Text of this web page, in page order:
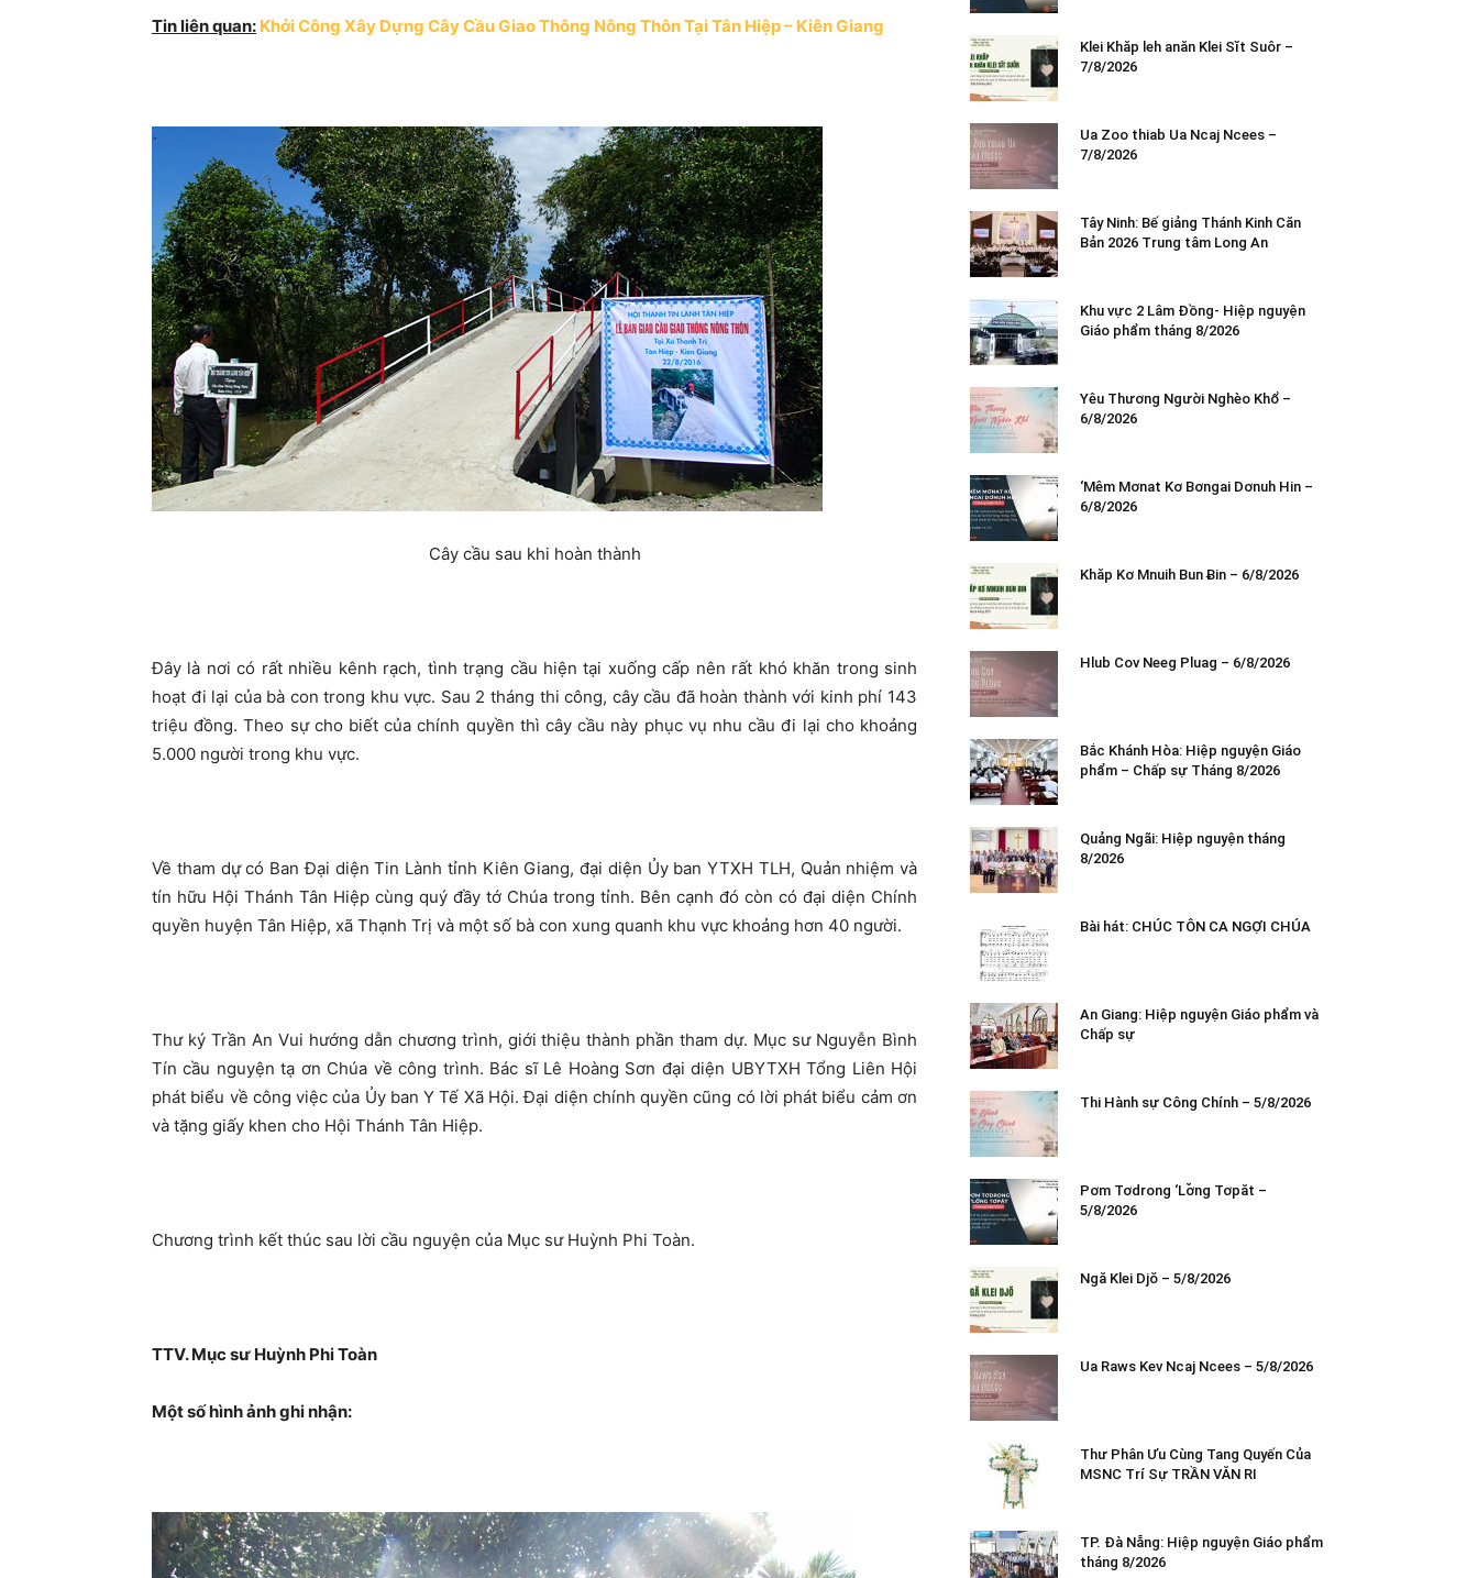
Tin liên quan: Khởi Công Xây Dựng Cây Cầu Giao Thông Nông Thôn Tại Tân Hiệp – Kiên Giang
Cây cầu sau khi hoàn thành
Đây là nơi có rất nhiều kênh rạch, tình trạng cầu hiện tại xuống cấp nên rất khó khăn trong sinh
hoạt đi lại của bà con trong khu vực. Sau 2 tháng thi công, cây cầu đã hoàn thành với kinh phí 143
triệu đồng. Theo sự cho biết của chính quyền thì cây cầu này phục vụ nhu cầu đi lại cho khoảng
5.000 người trong khu vực.
Về tham dự có Ban Đại diện Tin Lành tỉnh Kiên Giang, đại diện Ủy ban YTXH TLH, Quản nhiệm và
tín hữu Hội Thánh Tân Hiệp cùng quý đầy tớ Chúa trong tỉnh. Bên cạnh đó còn có đại diện Chính
quyền huyện Tân Hiệp, xã Thạnh Trị và một số bà con xung quanh khu vực khoảng hơn 40 người.
Thư ký Trần An Vui hướng dẫn chương trình, giới thiệu thành phần tham dự. Mục sư Nguyễn Bình
Tín cầu nguyện tạ ơn Chúa về công trình. Bác sĩ Lê Hoàng Sơn đại diện UBYTXH Tổng Liên Hội
phát biểu về công việc của Ủy ban Y Tế Xã Hội. Đại diện chính quyền cũng có lời phát biểu cảm ơn
và tặng giấy khen cho Hội Thánh Tân Hiệp.
Chương trình kết thúc sau lời cầu nguyện của Mục sư Huỳnh Phi Toàn.
TTV. Mục sư Huỳnh Phi Toàn
Một số hình ảnh ghi nhận:
Klei Khăp leh anăn Klei Sĭt Suôr –
7/8/2026
Ua Zoo thiab Ua Ncaj Ncees –
7/8/2026
Tây Ninh: Bế giảng Thánh Kinh Căn
Bản 2026 Trung tâm Long An
Khu vực 2 Lâm Đồng- Hiệp nguyện
Giáo phẩm tháng 8/2026
Yêu Thương Người Nghèo Khổ –
6/8/2026
‘Mêm Mơnat Kơ Bơngai Dơnuh Hin –
6/8/2026
Khăp Kơ Mnuih Bun Ƀin – 6/8/2026
Hlub Cov Neeg Pluag – 6/8/2026
Bắc Khánh Hòa: Hiệp nguyện Giáo
phẩm – Chấp sự Tháng 8/2026
Quảng Ngãi: Hiệp nguyện tháng
8/2026
Bài hát: CHÚC TÔN CA NGỢI CHÚA
An Giang: Hiệp nguyện Giáo phẩm và
Chấp sự
Thi Hành sự Công Chính – 5/8/2026
Pơm Tơdrong ‘Lơ̆ng Tơpăt –
5/8/2026
Ngă Klei Djŏ – 5/8/2026
Ua Raws Kev Ncaj Ncees – 5/8/2026
Thư Phân Ưu Cùng Tang Quyến Của
MSNC Trí Sự TRẦN VĂN RI
TP. Đà Nẵng: Hiệp nguyện Giáo phẩm
tháng 8/2026